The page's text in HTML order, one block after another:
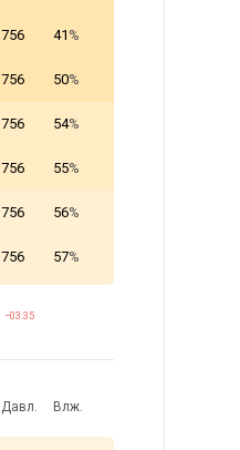
756 41 %
756 50%
756 54%
756 55%
756 56%
756 57%
−03:35
Давл. Влж.